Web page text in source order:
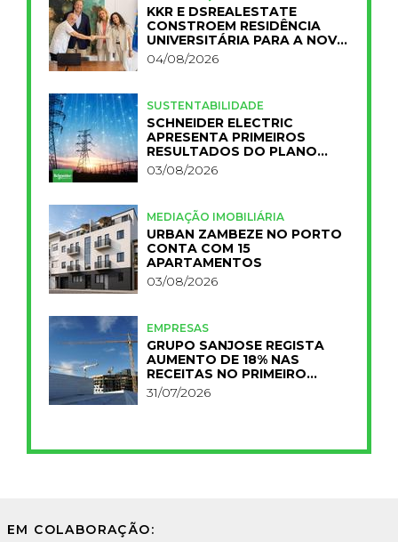
KKR E DSREALESTATE
CONSTROEM RESIDÊNCIA
UNIVERSITÁRIA PARA A NOVA
FCT
04/08/2026
SUSTENTABILIDADE
SCHNEIDER ELECTRIC
APRESENTA PRIMEIROS
RESULTADOS DO PLANO
IMPACT 2030
03/08/2026
MEDIAÇÃO IMOBILIÁRIA
URBAN ZAMBEZE NO PORTO
CONTA COM 15
APARTAMENTOS
03/08/2026
EMPRESAS
GRUPO SANJOSE REGISTA
AUMENTO DE 18% NAS
RECEITAS NO PRIMEIRO
SEMESTRE
31/07/2026
EM COLABORAÇÃO: